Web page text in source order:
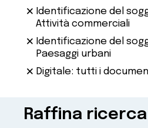
Identificazione del
Attività commerciali
Identificazione del
Paesaggi urbani
Digitale: tutti i
Raffina ricerca